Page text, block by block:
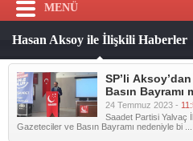
MENÜ
Hasan Aksoy ile İlişkili Haberler
SP’li
Basın Bayramı
24 Temmuz 2023 -
Saadet Partisi Yalvaç
Gazeteciler ve Basın Bayramı nedeniyle bi ...